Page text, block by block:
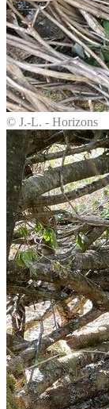
© J.-L. - Horizons